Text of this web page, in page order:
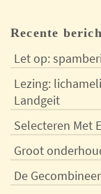
Recente
Let op:
Lezing:
Landgeit
Selecteren Met
Groot
De